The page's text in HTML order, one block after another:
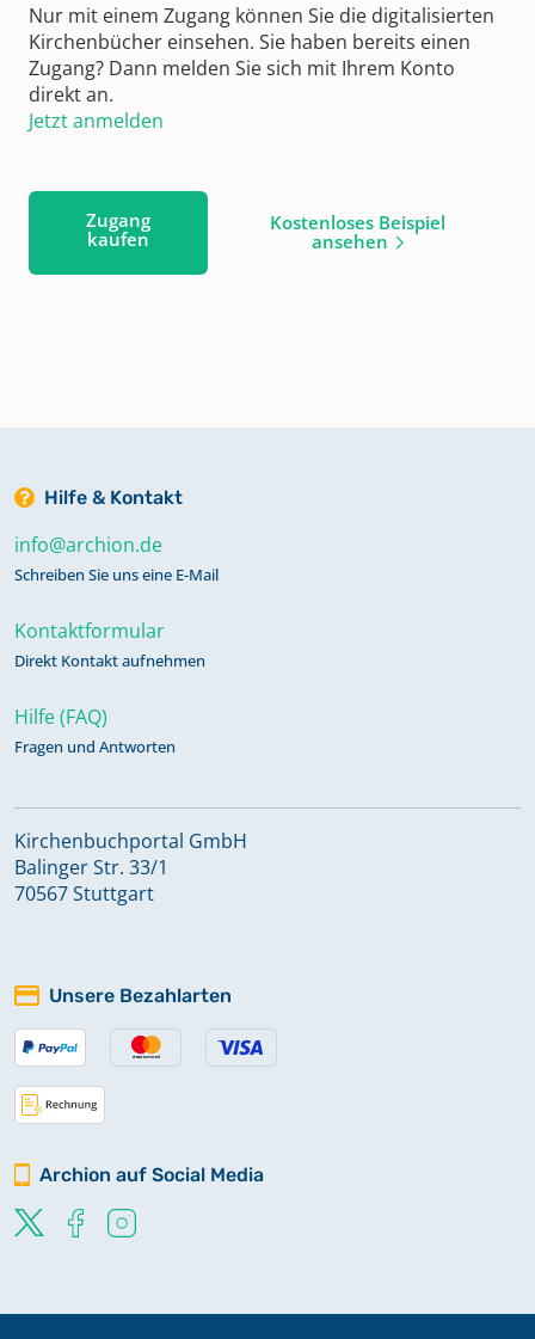
Nur mit einem Zugang können Sie die digitalisierten
Kirchenbücher einsehen. Sie haben bereits einen
Zugang? Dann melden Sie sich mit Ihrem Konto
direkt an.
Jetzt anmelden
Zugang
kaufen
Kostenloses Beispiel
ansehen
Hilfe & Kontakt
info@archion.de
Schreiben Sie uns eine E-Mail
Kontaktformular
Direkt Kontakt aufnehmen
Hilfe (FAQ)
Fragen und Antworten
Kirchenbuchportal GmbH
Balinger Str. 33/1
70567 Stuttgart
Unsere Bezahlarten
Archion auf Social Media